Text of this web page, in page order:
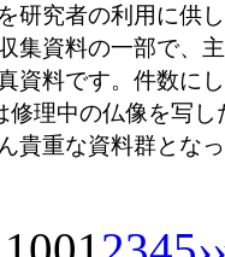
研究者の利用に供
集資料の一部で、
資料です。件数に
修理中の仏像を写し
貴重な資料群とな